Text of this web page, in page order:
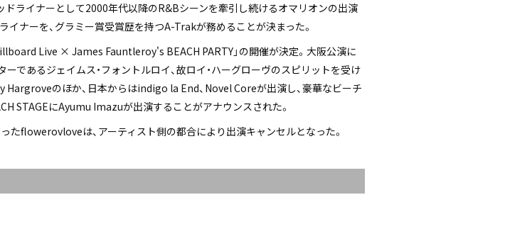
ドライナーとして2000年代以降のR&Bシーンを牽引し続けるオマリオンの出演
ナーを、グラミー賞受賞歴を持つA-Trakが務めることが決まった。
Live × James Fauntleroy's BEACH PARTY」の開催が決定。大阪公演に
であるジェイムス・フォントルロイ、故ロイ・ハーグローヴのスピリットを受け
のほか、日本からはindigo la End、Novel Coreが出演し、豪華なビーチ
STAGEにAyumu Imazuが出演することがアナウンスされた。
たflowerovloveは、アーティスト側の都合により出演キャンセルとなった。